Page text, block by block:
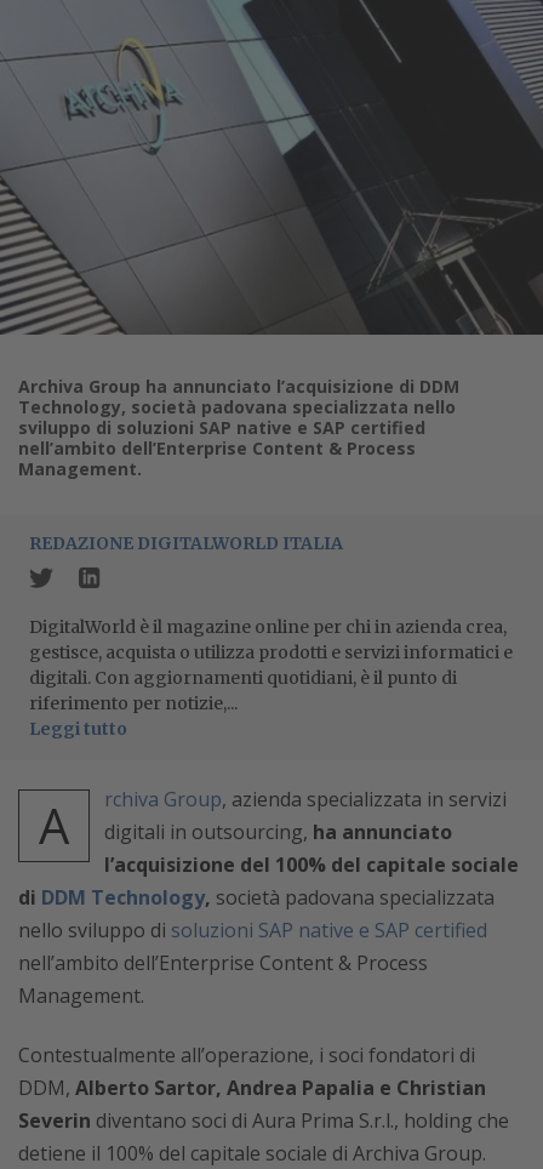
Archiva Group ha annunciato l’acquisizione di DDM
Technology, società padovana specializzata nello
sviluppo di soluzioni SAP native e SAP certified
nell’ambito dell’Enterprise Content & Process
Management.
REDAZIONE DIGITALWORLD ITALIA
DigitalWorld è il magazine online per chi in azienda crea,
gestisce, acquista o utilizza prodotti e servizi informatici e
digitali. Con aggiornamenti quotidiani, è il punto di
riferimento per notizie,...
Leggi tutto
A rchiva Group, azienda specializzata in servizi
digitali in outsourcing, ha annunciato
l’acquisizione del 100% del capitale sociale
di DDM Technology, società padovana specializzata
nello sviluppo di soluzioni SAP native e SAP certified
nell’ambito dell’Enterprise Content & Process
Management.
Contestualmente all’operazione, i soci fondatori di
DDM, Alberto Sartor, Andrea Papalia e Christian
Severin diventano soci di Aura Prima S.r.l., holding che
detiene il 100% del capitale sociale di Archiva Group.